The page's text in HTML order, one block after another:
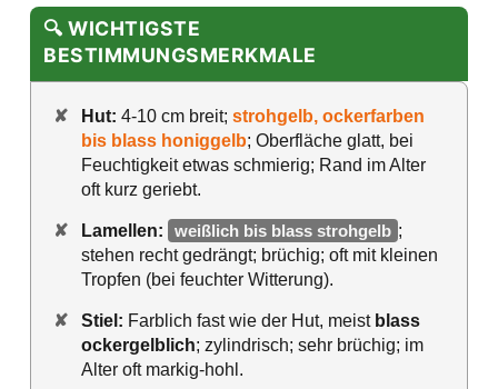
🔍 WICHTIGSTE
BESTIMMUNGSMERKMALE
✘ Hut: 4-10 cm breit; strohgelb, ockerfarben
bis blass honiggelb; Oberfläche glatt, bei
Feuchtigkeit etwas schmierig; Rand im Alter
oft kurz geriebt.
✘ Lamellen: weißlich bis blass strohgelb ;
stehen recht gedrängt; brüchig; oft mit kleinen
Tropfen (bei feuchter Witterung).
✘ Stiel: Farblich fast wie der Hut, meist blass
ockergelblich; zylindrisch; sehr brüchig; im
Alter oft markig-hohl.